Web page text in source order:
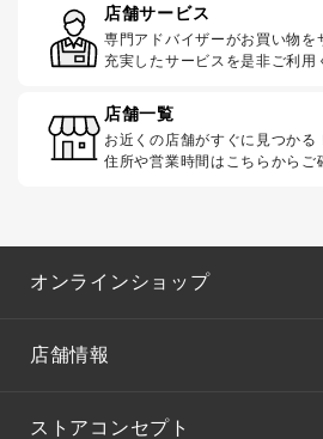
店舗サービス
専門アドバイザーがお買い物を
充実したサービスを是非ご利用
店舗一覧
お近くの店舗がすぐに見つかる
住所や営業時間はこちらからご
オンラインショップ
店舗情報
ストアコンセプト